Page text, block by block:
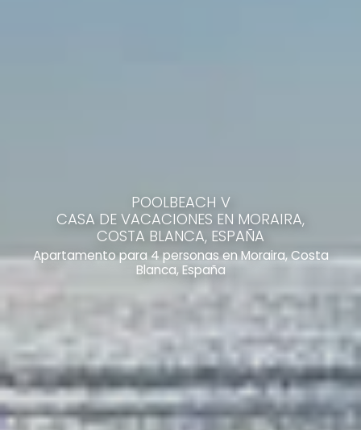
POOLBEACH V
CASA DE VACACIONES EN MORAIRA,
COSTA BLANCA, ESPAÑA
Apartamento para 4 personas en Moraira, Costa
Blanca, España